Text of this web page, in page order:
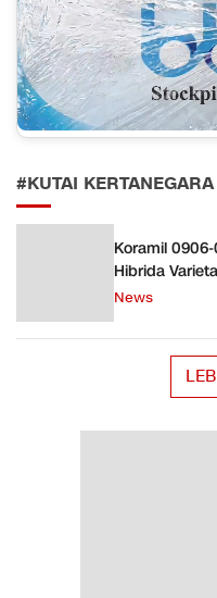
#KUTAI KERTANEGARA
Koramil
Hibrida
News